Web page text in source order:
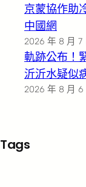
京蒙協作助
中國網
2026 年 8 月 7
軌跡公布！
沂沂水疑似
2026 年 8 月 6
Tags